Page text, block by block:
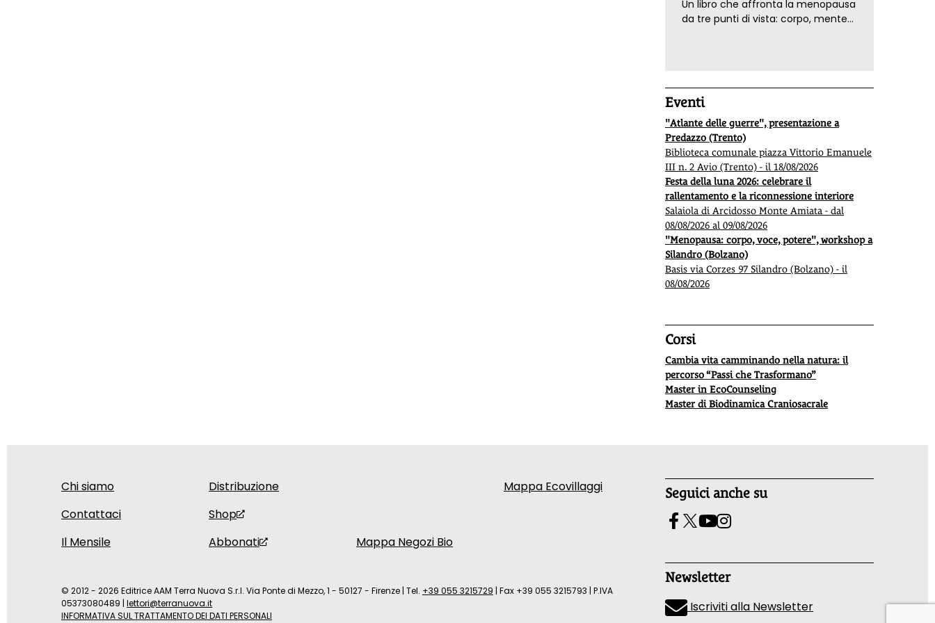
Un libro che affronta la menopausa
da tre punti di vista: corpo, mente
Eventi
"Atlante delle guerre", presentazione a
Predazzo (Trento)
Biblioteca comunale piazza Vittorio Emanuele
III n. 2 Avio (Trento) - il 18/08/2026
Festa della luna 2026: celebrare il
rallentamento e la riconnessione interiore
Salaiola di Arcidosso Monte Amiata - dal
08/08/2026 al 09/08/2026
"Menopausa: corpo, voce, potere", workshop a
Silandro (Bolzano)
Basis via Corzes 97 Silandro (Bolzano) - il
08/08/2026
Corsi
Cambia vita camminando nella natura: il
percorso “Passi che Trasformano”
Master in EcoCounseling
Master di Biodinamica Craniosacrale
Chi siamo
Contattaci
Il Mensile
Distribuzione
Shop
Abbonati
Mappa Negozi Bio
Mappa Ecovillaggi Seguici anche su
Newsletter
Iscriviti alla Newsletter
© 2012 - 2026 Editrice AAM Terra Nuova S.r.l. Via Ponte di Mezzo, 1 - 50127 - Firenze | Tel. +39 055 3215729 | Fax +39 055 3215793 | P.IVA
05373080489 | lettori@terranuova.it
INFORMATIVA SUL TRATTAMENTO DEI DATI PERSONALI